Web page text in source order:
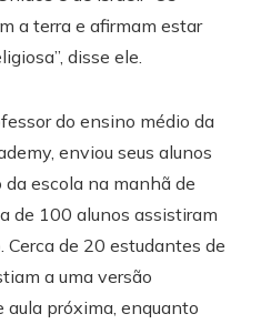
a terra e afirmam estar
disse ele.
do ensino médio da
enviou seus alunos
escola na manhã de
de 100 alunos assistiram
Cerca de 20 estudantes de
a uma versão
aula próxima, enquanto